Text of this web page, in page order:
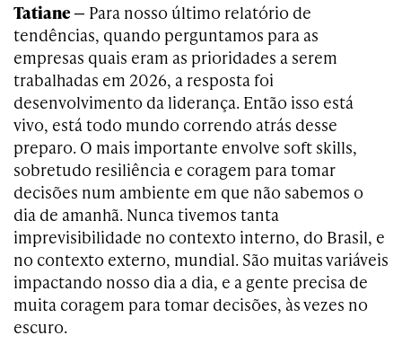
Tatiane — Para nosso último relatório de
tendências, quando perguntamos para as
empresas quais eram as prioridades a serem
trabalhadas em 2026, a resposta foi
desenvolvimento da liderança. Então isso está
vivo, está todo mundo correndo atrás desse
preparo. O mais importante envolve soft skills,
sobretudo resiliência e coragem para tomar
decisões num ambiente em que não sabemos o
dia de amanhã. Nunca tivemos tanta
imprevisibilidade no contexto interno, do Brasil, e
no contexto externo, mundial. São muitas variáveis
impactando nosso dia a dia, e a gente precisa de
muita coragem para tomar decisões, às vezes no
escuro.